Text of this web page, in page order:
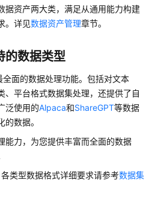
据资产两大类，满足从通用能力构建
。详见数据资产管理章节。
数据类型
面的数据处理功能。包括对文本
、平台格式数据集处理，还提供了自
泛使用的Alpaca和ShareGPT等数据
数据。
能力，为您提供丰富而全面的数据
各类型数据格式详细要求请参考数据集